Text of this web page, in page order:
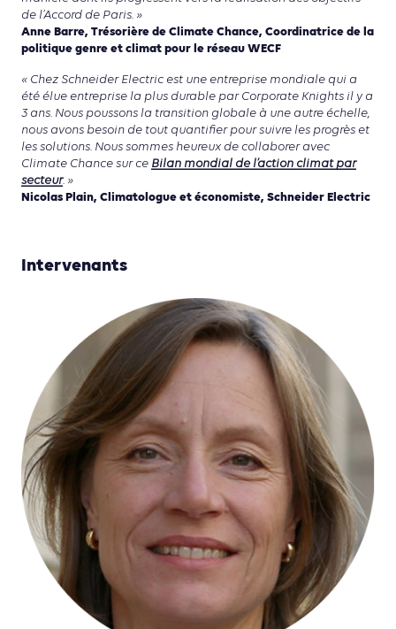
de l’Accord de Paris. »
Anne Barre, Trésorière de Climate Chance, Coordinatrice de la
politique genre et climat pour le réseau WECF
« Chez Schneider Electric est une entreprise mondiale qui a
été élue entreprise la plus durable par Corporate Knights il y a
3 ans. Nous poussons la transition globale à une autre échelle,
nous avons besoin de tout quantifier pour suivre les progrès et
les solutions. Nous sommes heureux de collaborer avec
Climate Chance sur ce Bilan mondial de l’action climat par
secteur. »
Nicolas Plain, Climatologue et économiste, Schneider Electric
Intervenants